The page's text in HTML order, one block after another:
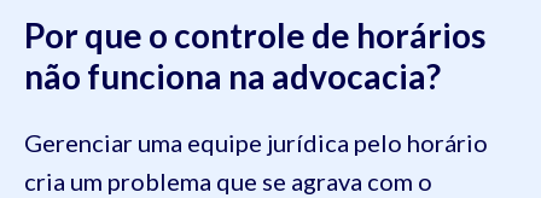
Por que o controle de horários
não funciona na advocacia?
Gerenciar uma equipe jurídica pelo horário
cria um problema que se agrava com o